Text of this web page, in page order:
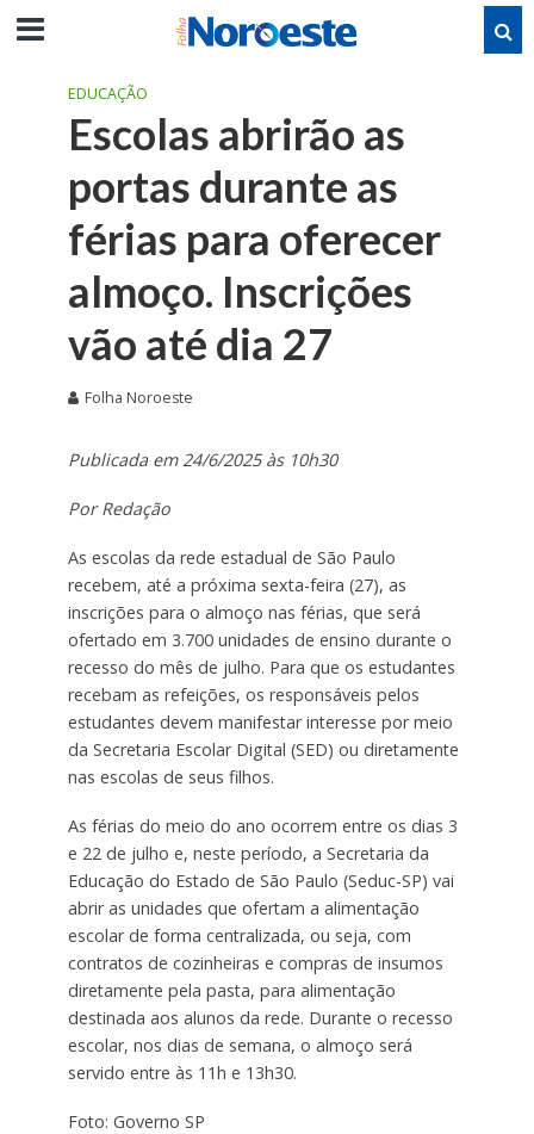
EDUCAÇÃO
Escolas abrirão as
portas durante as
férias para oferecer
almoço. Inscrições
vão até dia 27
Folha Noroeste
Publicada em 24/6/2025 às 10h30
Por Redação
As escolas da rede estadual de São Paulo
recebem, até a próxima sexta-feira (27), as
inscrições para o almoço nas férias, que será
ofertado em 3.700 unidades de ensino durante o
recesso do mês de julho. Para que os estudantes
recebam as refeições, os responsáveis pelos
estudantes devem manifestar interesse por meio
da Secretaria Escolar Digital (SED) ou diretamente
nas escolas de seus filhos.
As férias do meio do ano ocorrem entre os dias 3
e 22 de julho e, neste período, a Secretaria da
Educação do Estado de São Paulo (Seduc-SP) vai
abrir as unidades que ofertam a alimentação
escolar de forma centralizada, ou seja, com
contratos de cozinheiras e compras de insumos
diretamente pela pasta, para alimentação
destinada aos alunos da rede. Durante o recesso
escolar, nos dias de semana, o almoço será
servido entre às 11h e 13h30.
Foto: Governo SP